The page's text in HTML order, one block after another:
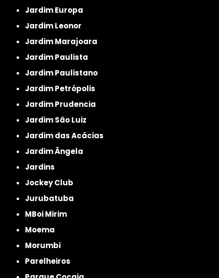
Jardim Europa
Jardim Leonor
Jardim Marajoara
Jardim Paulista
Jardim Paulistano
Jardim Petrópolis
Jardim Prudencia
Jardim São Luiz
Jardim das Acácias
Jardim Ângela
Jardins
Jockey Club
Jurubatuba
MBoi Mirim
Moema
Morumbi
Parelheiros